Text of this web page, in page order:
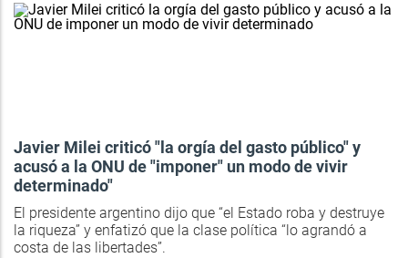
Javier Milei criticó "la orgía del gasto público" y
acusó a la ONU de "imponer" un modo de vivir
determinado"
El presidente argentino dijo que “el Estado roba y destruye
la riqueza” y enfatizó que la clase política “lo agrandó a
costa de las libertades”.